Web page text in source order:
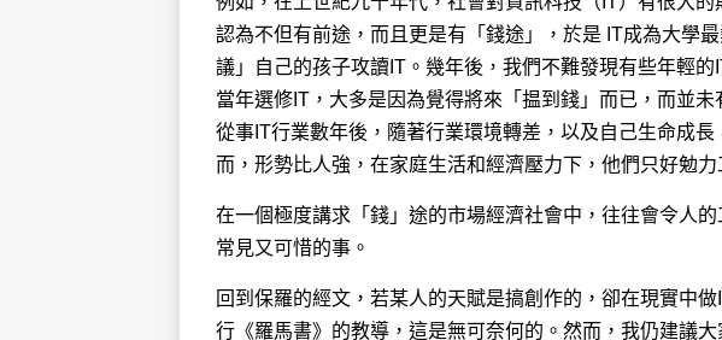
認為不但有前途，而且更是有「錢途」，於是 IT成為大學
議」自己的孩子攻讀IT。幾年後，我們不難發現有些年輕
當年選修IT，大多是因為覺得將來「揾到錢」而已，而並
從事IT行業數年後，隨著行業環境轉差，以及自己生命成
而，形勢比人強，在家庭生活和經濟壓力下，他們只好勉力
在一個極度講求「錢」途的市場經濟社會中，往往會令人
常見又可惜的事。
回到保羅的經文，若某人的天賦是搞創作的，卻在現實中
行《羅馬書》的教導，這是無可奈何的。然而，我仍建議